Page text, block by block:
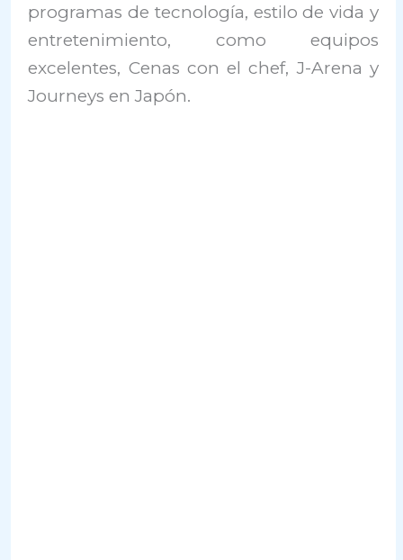
programas de tecnología, estilo de vida y
entretenimiento, como equipos
excelentes, Cenas con el chef, J-Arena y
Journeys en Japón.